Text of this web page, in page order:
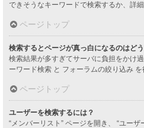
できそうなキーワードで検索するか、詳
ページトップ
検索するとページが真っ白になるのはど
検索結果が多すぎてサーバに負担をかけ
ーワード検索 と フォーラムの絞り込み を
ページトップ
ユーザーを検索するには？
“メンバーリスト” ページを開き、 “ユー